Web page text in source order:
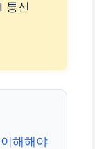
통신
해해야